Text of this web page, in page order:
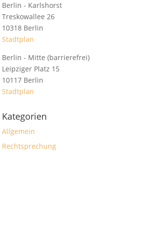
Berlin - Karlshorst
Treskowallee 26
10318 Berlin
Stadtplan
Berlin - Mitte (barrierefrei)
Leipziger Platz 15
10117 Berlin
Stadtplan
Kategorien
Allgemein
Rechtsprechung